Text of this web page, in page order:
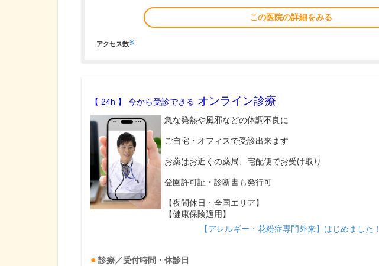
この医院の詳細をみる
アクセス数※
【 24h 】 今から受診できる オンライン診療
急な発熱や風邪などの体調不良に
ご自宅・オフィスで受診出来ます
お薬はお近くの薬局、宅配便でお受け取り
登園許可証・診断書も発行可
【夜間休日・全国エリア】
【健康保険適用】
【アレルギー・花粉症専門外来】はじめました！
診療／受付時間・休診日